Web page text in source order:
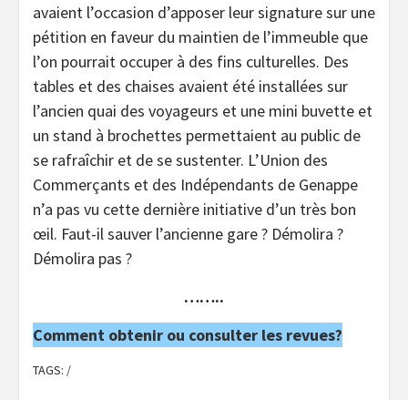
avaient l’occasion d’apposer leur signature sur une
pétition en faveur du maintien de l’immeuble que
l’on pourrait occuper à des fins culturelles. Des
tables et des chaises avaient été installées sur
l’ancien quai des voyageurs et une mini buvette et
un stand à brochettes permettaient au public de
se rafraîchir et de se sustenter. L’Union des
Commerçants et des Indépendants de Genappe
n’a pas vu cette dernière initiative d’un très bon
œil. Faut-il sauver l’ancienne gare ? Démolira ?
Démolira pas ?
……..
Comment obtenir ou consulter les revues?
TAGS: /